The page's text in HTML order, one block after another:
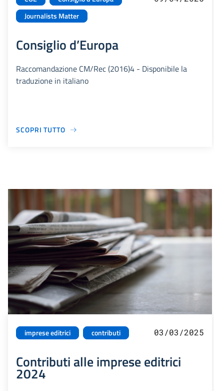
Journalists Matter
Consiglio d’Europa
Raccomandazione CM/Rec (2016)4 - Disponibile la
traduzione in italiano
SCOPRI TUTTO
imprese editrici contributi 03/03/2025
Contributi alle imprese editrici
2024